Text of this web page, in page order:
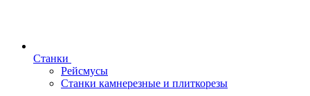
Станки
Рейсмусы
Станки камнерезные и плиткорезы